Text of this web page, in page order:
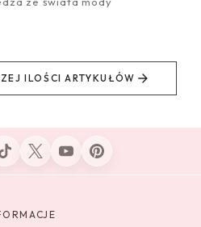
ILOŚCI ARTYKUŁÓW